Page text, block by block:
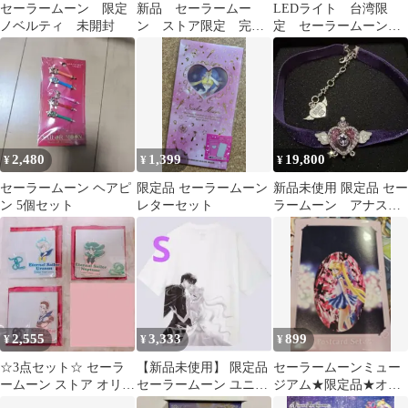
セーラームーン 限定
ノベルティ 未開封
新品 セーラームー
ン ストア限定 完売
品 ブラックレディ
ハードカバーノート
LEDライト 台湾限
定 セーラームーン
未使用品
¥2,480
セーラームーン ヘアピ
ン 5個セット
¥ 1,399
限定品 セーラームーン
レターセット
¥ 19,800
新品未使用 限定品 セー
ラームーン アナス
イ コラボチョーカー
¥2,555
☆3点セット☆ セーラ
ームーン ストア オリジ
¥3,333
【新品未使用】 限定品
セーラームーン ユニク
ロ Tシャツ Sサイズ 半
¥899
セーラームーンミュー
ジアム★限定品★オリ
ジナルポストカードセ